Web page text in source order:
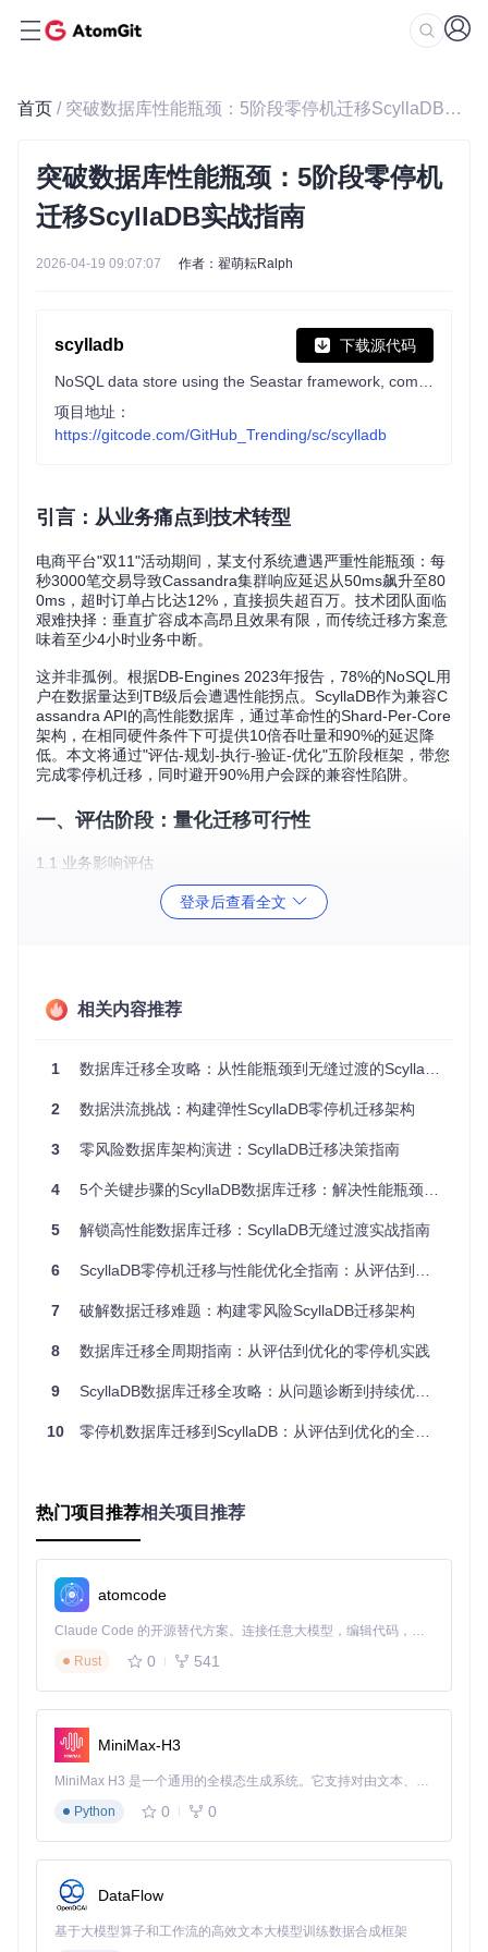
首页 / 突破数据库性能瓶颈：5阶段零停机迁移ScyllaDB实战指南
突破数据库性能瓶颈：5阶段零停机
迁移ScyllaDB实战指南
2026-04-19 09:07:07 作者：翟萌耘Ralph
scylladb 下载源代码
项目地址：
https://gitcode.com/GitHub_Trending/sc/scylladb
引言：从业务痛点到技术转型
电商平台"双11"活动期间，某支付系统遭遇严重性能瓶颈：每
秒3000笔交易导致Cassandra集群响应延迟从50ms飙升至80
0ms，超时订单占比达12%，直接损失超百万。技术团队面临
艰难抉择：垂直扩容成本高昂且效果有限，而传统迁移方案意
味着至少4小时业务中断。
这并非孤例。根据DB-Engines 2023年报告，78%的NoSQL用
户在数据量达到TB级后会遭遇性能拐点。ScyllaDB作为兼容C
assandra API的高性能数据库，通过革命性的Shard-Per-Core
架构，在相同硬件条件下可提供10倍吞吐量和90%的延迟降
低。本文将通过"评估-规划-执行-验证-优化"五阶段框架，带您
完成零停机迁移，同时避开90%用户会踩的兼容性陷阱。
一、评估阶段：量化迁移可行性
1.1 业务影响评估
迁移前首要任务是建立清晰的评估标准，避免盲目决策。建议
从三个维度进行量化分析：
性能
95%ile延迟 > 200m
成本
硬件投入/GB > $0.1
超预算2
考虑云部署
能力
节点扩容性能线性
度 < 80%
线性度<
60%
架构存在根
本问题
📌重点工具：使用scylla-bench进行基准测试，获取关键性
scylla-bench -workload write -duration 1800 -concurrency
参数说明：-concurrency(并发数)、-rate(目标QPS)、-pop
ulate(预生成数据量)需根据实际负载调整
1.2 迁移复杂度评估矩阵
复杂度因
素
低风险(1-2分)
中风险(3-4
分)
高风险(5
分)
数据模型
简单表结构
<10张表
写入吞吐
量
应用耦合
度
问
用
动
风险计算：总分=Σ(各因素得分×权重)，权重分配建议：数据
规模(30%)、数据模型(25%)、写入吞吐量(25%)、应用耦合度
(20%)。
低风险(≤8分)：标准迁移流程
中风险(9-14分)：需定制迁移方案
高风险(≥15分)：建议分阶段迁移
1.3 准备度评分卡（10项核心指标）
目标集群
已稳定运行>7天
工具链
已安装scylla-tools-core 10% ☐
登录后查看全文
相关内容推荐
1 数据库迁移全攻略：从性能瓶颈到无缝过渡的ScyllaDB实施指南
2 数据洪流挑战：构建弹性ScyllaDB零停机迁移架构
3 零风险数据库架构演进：ScyllaDB迁移决策指南
4 5个关键步骤的ScyllaDB数据库迁移：解决性能瓶颈的零停机实施方案
5 解锁高性能数据库迁移：ScyllaDB无缝过渡实战指南
6 ScyllaDB零停机迁移与性能优化全指南：从评估到优化的完整实践路径
7 破解数据迁移难题：构建零风险ScyllaDB迁移架构
8 数据库迁移全周期指南：从评估到优化的零停机实践
9 ScyllaDB数据库迁移全攻略：从问题诊断到持续优化的零停机实践
10 零停机数据库迁移到ScyllaDB：从评估到优化的全流程性能优化指南
热门项目推荐相关项目推荐
atomcode
Claude Code 的开源替代方案。连接任意大模型，编辑代码，运行命令，自动验证 — 全自动执行。用 Rust 构建，极致性能。 ｜ An open-source alternative to Claude Code. Connect any LLM, edit code, run commands, and verify changes — autonomously. Built in Rust for speed. Get Started
Rust
0 541
MiniMax-H3
MiniMax H3 是一个通用的全模态生成系统。它支持对由文本、图像、视频和音频组成的多模态上下文进行统一理解，并能生成分辨率高达 2K、时长可达 15 秒的带原生立体声音频的视频。得益于面向任务泛化的系统设计，H3 在预训练阶段就已具备广泛的多模态上下文理解与生成能力，能够出色地执行复杂的多模态指令。
Python
0 0
DataFlow
基于大模型算子和工作流的高效文本大模型训练数据合成框架